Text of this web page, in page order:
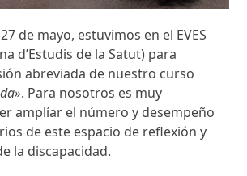
de mayo, estuvimos en el EVES
d’Estudis de la Satut) para
abreviada de nuestro curso
. Para nosotros es muy
amplíar el número y desempeño
de este espacio de reflexión y
la discapacidad.